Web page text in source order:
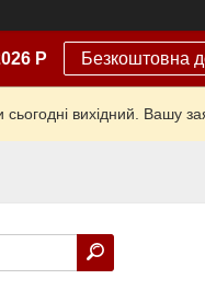
Р Безкоштовна
вихідний. Вашу